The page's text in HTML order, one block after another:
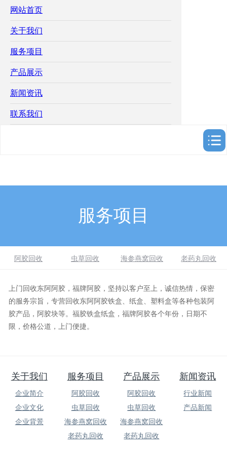
网站首页
关于我们
服务项目
产品展示
新闻资讯
联系我们
服务项目
阿胶回收 虫草回收 海参燕窝回收 老药丸回收
上门回收东阿阿胶，福牌阿胶，坚持以客户至上，诚信热情，保密
的服务宗旨，专营回收东阿阿胶铁盒、纸盒、塑料盒等各种包装阿
胶产品，阿胶块等。福胶铁盒纸盒，福牌阿胶各个年份，日期不
限，价格公道，上门便捷。
关于我们
企业简介
企业文化
企业背景
服务项目
阿胶回收
虫草回收
海参燕窝回收
老药丸回收
产品展示
阿胶回收
虫草回收
海参燕窝回收
老药丸回收
新闻资讯
行业新闻
产品新闻